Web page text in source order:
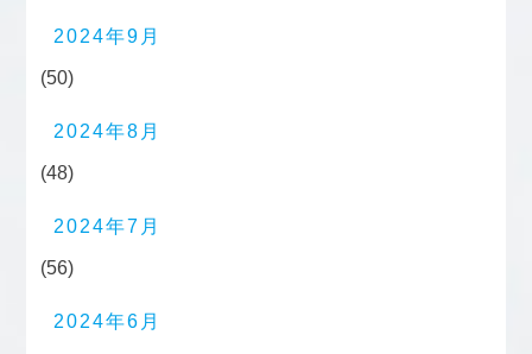
2024年9月
(50)
2024年8月
(48)
2024年7月
(56)
2024年6月